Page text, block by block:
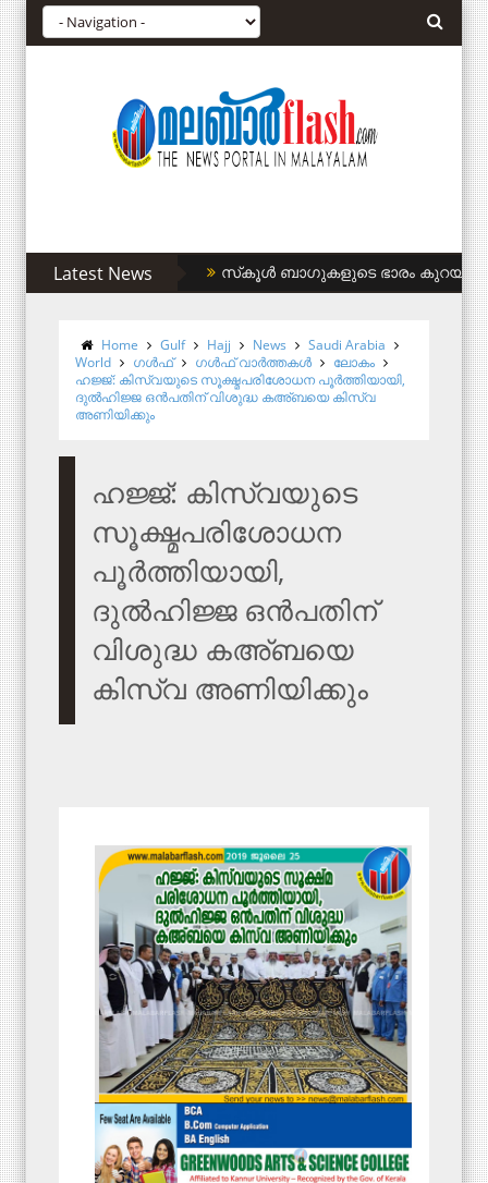
Latest News സിഎഎ അനുകൂലികള്‍ക്ക് കുടിവെള്ളം
Home Gulf Hajj News
Saudi Arabia
World
ഗള്‍ഫ് ഗള്‍ഫ് വാര്‍ത്തകള്‍
ലോകം
ഹജ്ജ്: കിസ്‌വയുടെ സൂക്ഷ്മപരിശോധന പൂര്‍ത്തിയായി,
ദുല്‍ഹിജ്ജ ഒന്‍പതിന് വിശുദ്ധ കഅ്ബയെ കിസ്‌വ
അണിയിക്കും
ഹജ്ജ്: കിസ്‌വയുടെ
സൂക്ഷ്മപരിശോധന
പൂര്‍ത്തിയായി,
ദുല്‍ഹിജ്ജ ഒന്‍പതിന്
വിശുദ്ധ കഅ്ബയെ
കിസ്‌വ അണിയിക്കും